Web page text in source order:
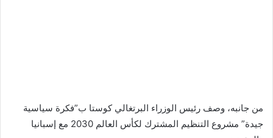
من جانبه، وصف رئيس الوزراء البرتغالي كوستا ب”فكرة سياسية
جيدة” مشروع التنظيم المشترك لكأس العالم 2030 مع إسبانيا